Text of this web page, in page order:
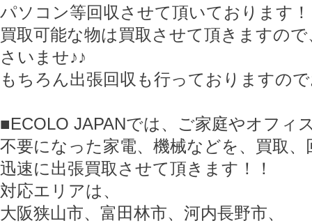
パソコン等回収させて頂いております
買取可能な物は買取させて頂きますの
さいませ♪♪
もちろん出張回収も行っておりますの
■ECOLO JAPANでは、ご家庭やオフィ
不要になった家電、機械などを、買取
迅速に出張買取させて頂きます！！
対応エリアは、
大阪狭山市、富田林市、河内長野市、